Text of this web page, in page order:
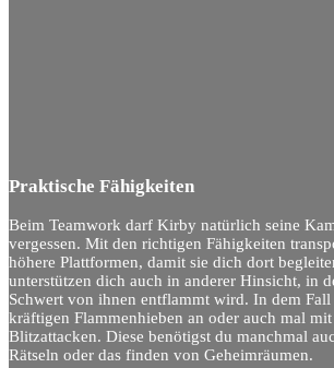
Praktische Fähigkeiten
Beim Teamwork darf Kirby natürlich seine
vergessen. Mit den richtigen Fähigkeiten
höhere Plattformen, damit sie dich dort
unterstützen dich auch in anderer Hinsicht, in
Schwert von ihnen entflammt wird. In dem
kräftigen Flammenhieben an oder auch mal
Blitzattacken. Diese benötigst du manchmal
Rätseln oder das finden von Geheimräumen.